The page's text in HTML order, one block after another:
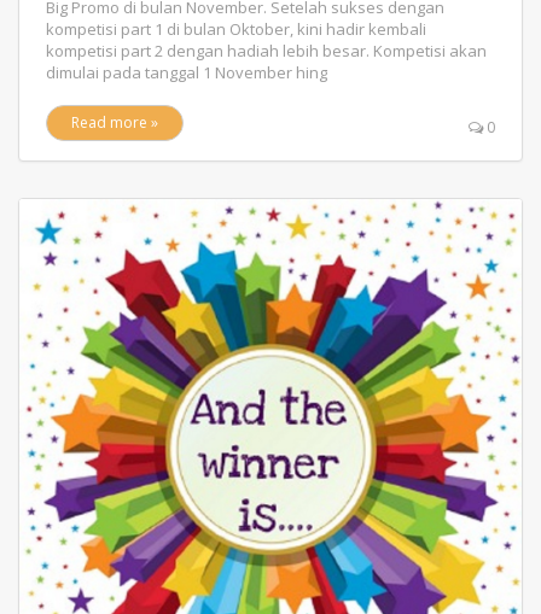
Big Promo di bulan November. Setelah sukses dengan
kompetisi part 1 di bulan Oktober, kini hadir kembali
kompetisi part 2 dengan hadiah lebih besar. Kompetisi akan
dimulai pada tanggal 1 November hing
Read more » 0